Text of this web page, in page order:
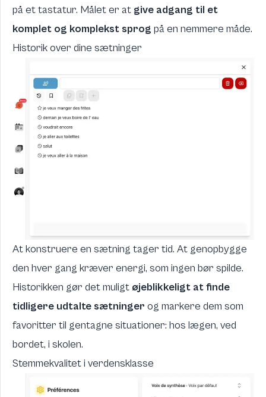
på et tastatur. Målet er at give adgang til et
komplet og komplekst sprog på en nemmere måde.
Historik over dine sætninger
At konstruere en sætning tager tid. At genopbygge
den hver gang kræver energi, som ingen bør spilde.
Historikken gør det muligt øjeblikkeligt at finde
tidligere udtalte sætninger og markere dem som
favoritter til gentagne situationer: hos lægen, ved
bordet, i skolen.
Stemmekvalitet i verdensklasse